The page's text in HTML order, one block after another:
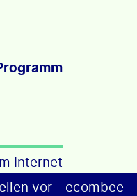
Internet
vor - ecombee